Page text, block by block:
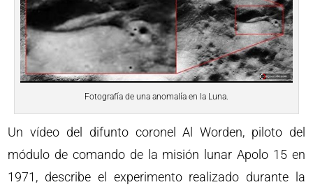
Fotografía de una anomalía en la Luna.
Un vídeo del difunto coronel Al Worden, piloto del
módulo de comando de la misión lunar Apolo 15 en
1971, describe el experimento realizado durante la